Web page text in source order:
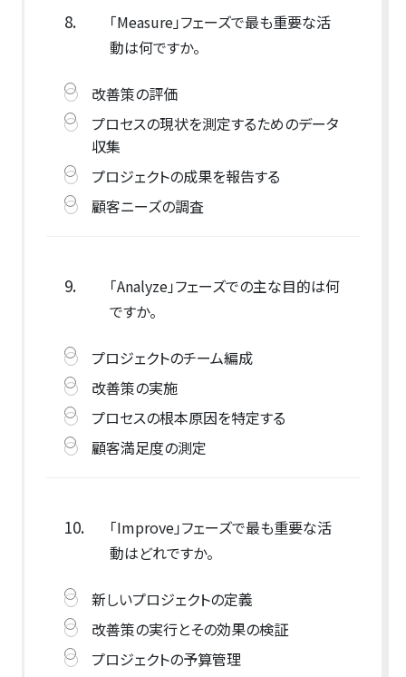
8.
「Measure」フェーズで最も重要な活
動は何ですか。
改善策の評価
プロセスの現状を測定するためのデータ
収集
プロジェクトの成果を報告する
顧客ニーズの調査
9.
「Analyze」フェーズでの主な目的は何
ですか。
プロジェクトのチーム編成
改善策の実施
プロセスの根本原因を特定する
顧客満足度の測定
10.
「Improve」フェーズで最も重要な活
動はどれですか。
新しいプロジェクトの定義
改善策の実行とその効果の検証
プロジェクトの予算管理